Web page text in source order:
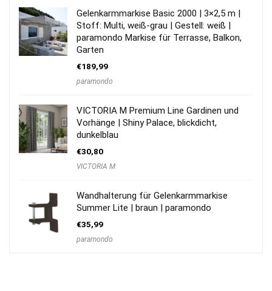
Gelenkarmmarkise Basic 2000 | 3×2,5 m |
Stoff: Multi, weiß-grau | Gestell: weiß |
paramondo Markise für Terrasse, Balkon,
Garten
€189,99
paramondo
VICTORIA M Premium Line Gardinen und
Vorhänge | Shiny Palace, blickdicht,
dunkelblau
€30,80
VICTORIA M
Wandhalterung für Gelenkarmmarkise
Summer Lite | braun | paramondo
€35,99
paramondo